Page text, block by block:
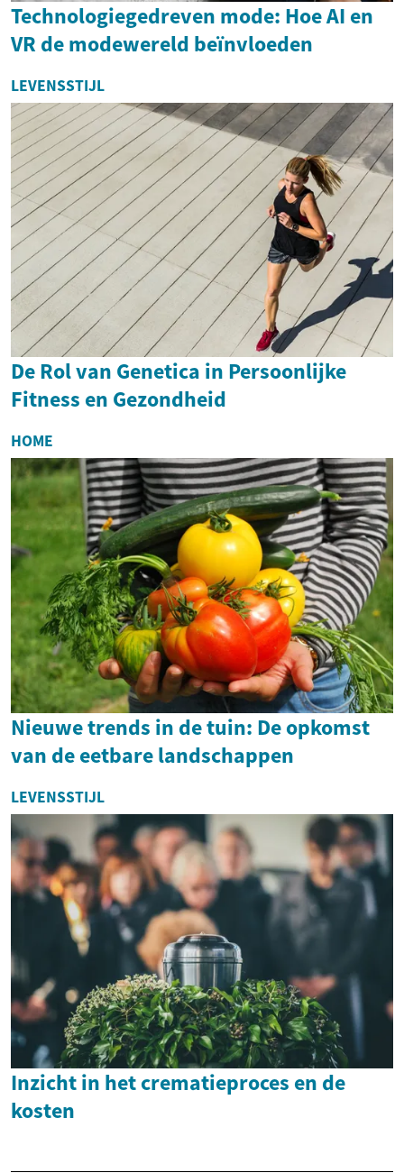
Technologiegedreven mode: Hoe AI en
VR de modewereld beïnvloeden
LEVENSSTIJL
De Rol van Genetica in Persoonlijke
Fitness en Gezondheid
HOME
Nieuwe trends in de tuin: De opkomst
van de eetbare landschappen
LEVENSSTIJL
Inzicht in het crematieproces en de
kosten